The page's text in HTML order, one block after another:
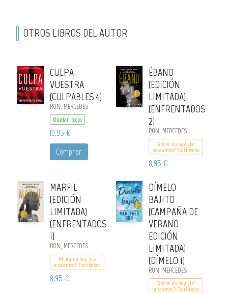
OTROS LIBROS DEL AUTOR
CULPA
VUESTRA
(CULPABLES 4)
RON, MERCEDES
Quedan pocos
19,95 €
Comprar
ÉBANO
(EDICIÓN
LIMITADA)
(ENFRENTADOS
2)
RON, MERCEDES
Ahora no hay ¿Lo
buscamos? Escribenos
8,95 €
MARFIL
(EDICIÓN
LIMITADA)
(ENFRENTADOS
1)
RON, MERCEDES
Ahora no hay ¿Lo
buscamos? Escribenos
8,95 €
DÍMELO
BAJITO
(CAMPAÑA DE
VERANO
EDICIÓN
LIMITADA)
(DÍMELO 1)
RON, MERCEDES
Ahora no hay ¿Lo
buscamos? Escribenos